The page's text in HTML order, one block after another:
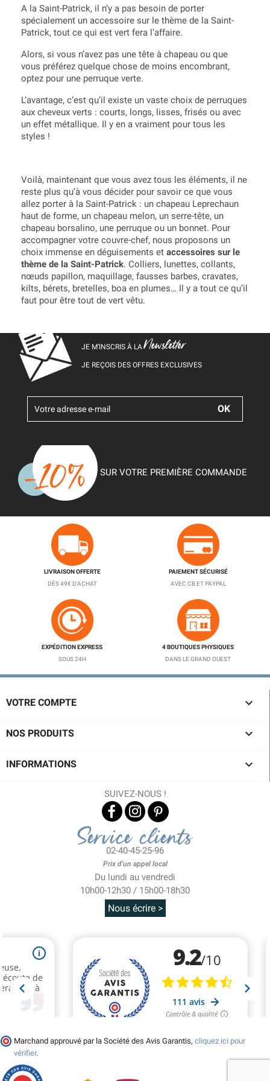
A la Saint-Patrick, il n’y a pas besoin de porter
spécialement un accessoire sur le thème de la Saint-
Patrick, tout ce qui est vert fera l’affaire.
Alors, si vous n’avez pas une tête à chapeau ou que
vous préférez quelque chose de moins encombrant,
optez pour une perruque verte.
L’avantage, c’est qu’il existe un vaste choix de perruques
aux cheveux verts : courts, longs, lisses, frisés ou avec
un effet métallique. Il y en a vraiment pour tous les
styles !
Voilà, maintenant que vous avez tous les éléments, il ne
reste plus qu’à vous décider pour savoir ce que vous
allez porter à la Saint-Patrick : un chapeau Leprechaun
haut de forme, un chapeau melon, un serre-tête, un
chapeau borsalino, une perruque ou un bonnet. Pour
accompagner votre couvre-chef, nous proposons un
choix immense en déguisements et accessoires sur le
thème de la Saint-Patrick. Colliers, lunettes, collants,
nœuds papillon, maquillage, fausses barbes, cravates,
kilts, bérets, bretelles, boa en plumes… Il y a tout ce qu’il
faut pour être tout de vert vêtu.
JE M’INSCRIS À LANewsletter
JE REÇOIS DES OFFRES EXCLUSIVES
SUR VOTRE PREMIÈRE COMMANDE
LIVRAISON OFFERTE
DÈS 49€ D'ACHAT
PAIEMENT SÉCURISÉ
AVEC CB ET PAYPAL
EXPÉDITION EXPRESS
SOUS 24H
4 BOUTIQUES PHYSIQUES
DANS LE GRAND OUEST
VOTRE COMPTE 
NOS PRODUITS 
INFORMATIONS 
SUIVEZ-NOUS !
Service clients
02-40-45-25-96
Prix d'un appel local
Du lundi au vendredi
10h00-12h30 / 15h00-18h30
Nous écrire >
Marchand approuvé par la Société des Avis Garantis, cliquez ici pour
vérifier.